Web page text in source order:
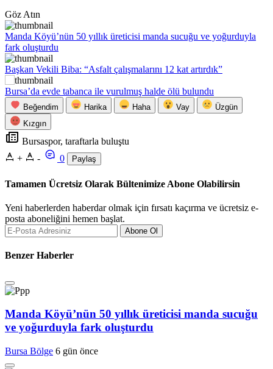
Göz Atın
Manda Köyü’nün 50 yıllık üreticisi manda sucuğu ve yoğurduyla
fark oluşturdu
Başkan Vekili Biba: “Asfalt çalışmalarını 12 kat artırdık”
Bursa’da evde tabanca ile vurulmuş halde ölü bulundu
Beğendim Harika Haha Vay
Üzgün
Kızgın
Bursaspor, taraftarla buluştu
+
- 0 Paylaş
Tamamen Ücretsiz Olarak Bültenimize Abone Olabilirsin
Yeni haberlerden haberdar olmak için fırsatı kaçırma ve ücretsiz e-
posta aboneliğini hemen başlat.
Abone Ol
Benzer Haberler
Manda Köyü’nün 50 yıllık üreticisi manda sucuğu
ve yoğurduyla fark oluşturdu
Bursa Bölge 6 gün önce